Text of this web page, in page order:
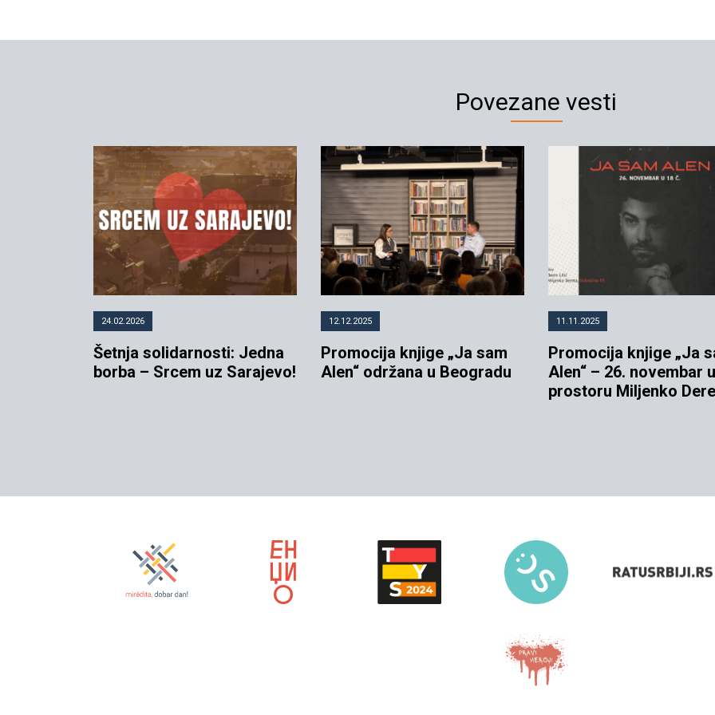
Povezane vesti
24.02.2026
Šetnja solidarnosti: Jedna
borba – Srcem uz Sarajevo!
12.12.2025
Promocija knjige „Ja sam
Alen“ održana u Beogradu
11.11.2025
Promocija knjige „Ja
Alen“ – 26. novembar u
prostoru Miljenko